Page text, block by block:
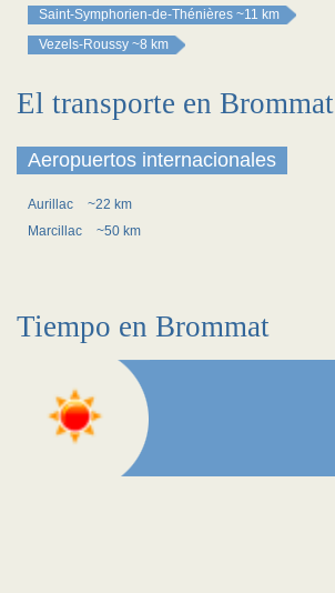
Saint-Symphorien-de-Thénières ~11 km
Vezels-Roussy ~8 km
El transporte en Brommat
Aeropuertos internacionales
Aurillac
~22 km
Marcillac
~50 km
Tiempo en Brommat